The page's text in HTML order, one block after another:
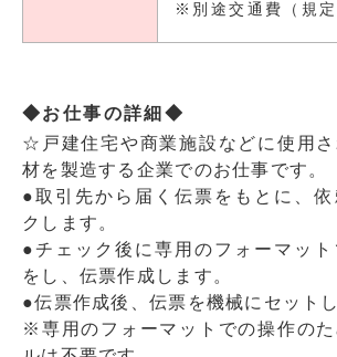
※別途交通費（規定
◆お仕事の詳細◆
☆戸建住宅や商業施設などに使用
材を製造する企業でのお仕事です。
●取引先から届く伝票をもとに、
クします。
●チェック後に専用のフォーマッ
をし、伝票作成します。
●伝票作成後、伝票を機械にセットし
※専用のフォーマットでの操作の